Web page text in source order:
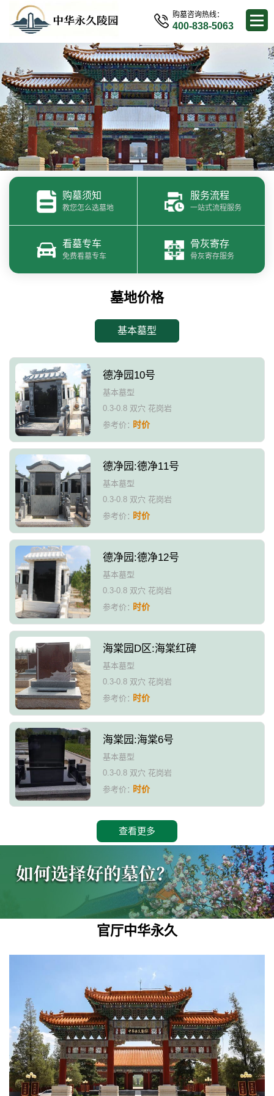
购墓咨询热线：
400-838-5063
购墓须知
教您怎么选墓地
服务流程
一站式流程服务
看墓专车
免费看墓专车
骨灰寄存
骨灰寄存服务
墓地价格
基本墓型
德净园10号
基本墓型
0.3-0.8 双穴 花岗岩
参考价：时价
德净园:德净11号
基本墓型
0.3-0.8 双穴 花岗岩
参考价：时价
德净园:德净12号
基本墓型
0.3-0.8 双穴 花岗岩
参考价：时价
海棠园D区:海棠红碑
基本墓型
0.3-0.8 双穴 花岗岩
参考价：时价
海棠园:海棠6号
基本墓型
0.3-0.8 双穴 花岗岩
参考价：时价
查看更多
官厅中华永久